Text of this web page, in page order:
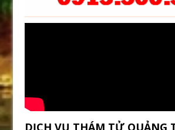
DỊCH VỤ THÁM TỬ QUẢNG